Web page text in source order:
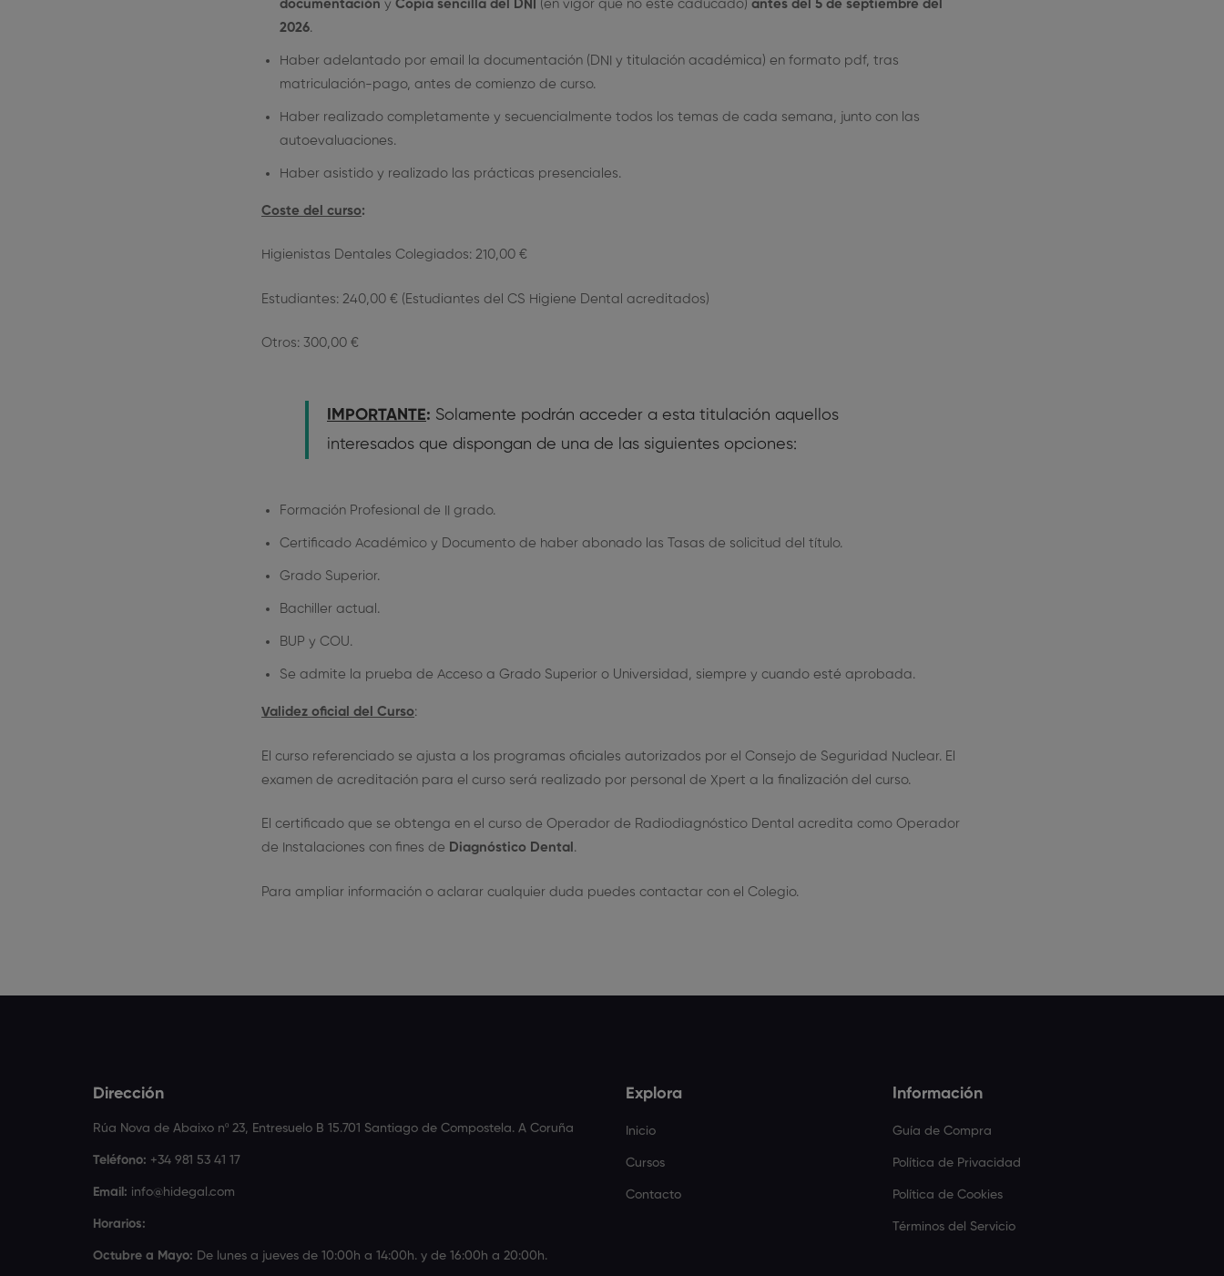
documentación y Copia sencilla del DNI (en vigor que no esté caducado) antes del 5 de septiembre del
2026.
Haber adelantado por email la documentación (DNI y titulación académica) en formato pdf, tras
matriculación-pago, antes de comienzo de curso.
Haber realizado completamente y secuencialmente todos los temas de cada semana, junto con las
autoevaluaciones.
Haber asistido y realizado las prácticas presenciales.
Coste del curso:
Higienistas Dentales Colegiados: 210,00 €
Estudiantes: 240,00 € (Estudiantes del CS Higiene Dental acreditados)
Otros: 300,00 €
IMPORTANTE: Solamente podrán acceder a esta titulación aquellos
interesados que dispongan de una de las siguientes opciones:
Formación Profesional de II grado.
Certificado Académico y Documento de haber abonado las Tasas de solicitud del título.
Grado Superior.
Bachiller actual.
BUP y COU.
Se admite la prueba de Acceso a Grado Superior o Universidad, siempre y cuando esté aprobada.
Validez oficial del Curso:
El curso referenciado se ajusta a los programas oficiales autorizados por el Consejo de Seguridad Nuclear. El
examen de acreditación para el curso será realizado por personal de Xpert a la finalización del curso.
El certificado que se obtenga en el curso de Operador de Radiodiagnóstico Dental acredita como Operador
de Instalaciones con fines de Diagnóstico Dental .
Para ampliar información o aclarar cualquier duda puedes contactar con el Colegio.
Dirección
Rúa Nova de Abaixo nº 23, Entresuelo B 15.701 Santiago de Compostela. A Coruña
Teléfono: +34 981 53 41 17
Email: info@hidegal.com
Horarios:
Octubre a Mayo: De lunes a jueves de 10:00h a 14:00h. y de 16:00h a 20:00h.
Explora
Inicio
Cursos
Contacto
Información
Guía de Compra
Política de Privacidad
Política de Cookies
Términos del Servicio